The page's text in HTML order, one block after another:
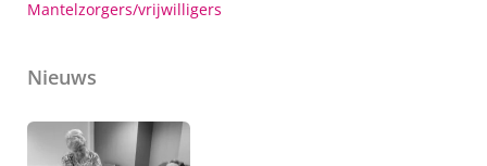
Mantelzorgers/vrijwilligers
Nieuws